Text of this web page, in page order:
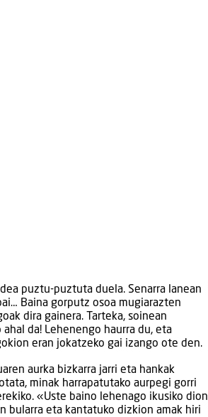
puztu-puztuta duela. Senarra lanean
Baina gorputz osoa mugiarazten
dira gainera. Tarteka, soinean
da! Lehenengo haurra du, eta
eran jokatzeko gai izango ote den.
aurka bizkarra jarri eta hankak
minak harrapatutako aurpegi gorri
«Uste baino lehenago ikusiko dion
bularra eta kantatuko dizkion amak hiri